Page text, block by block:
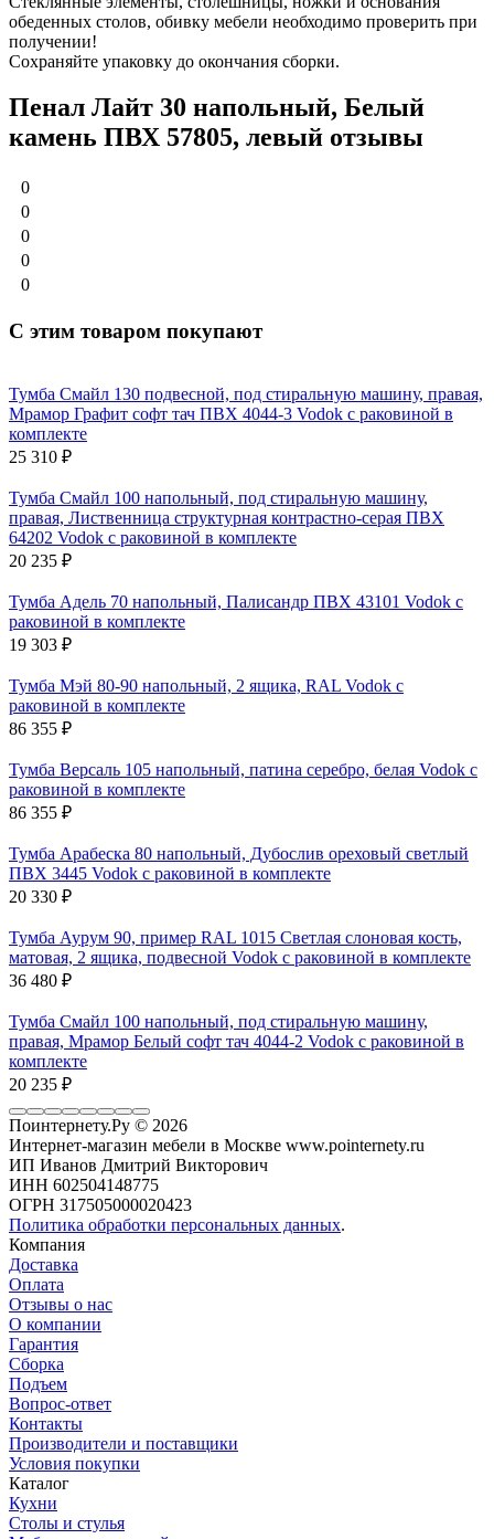
обеденных столов, обивку мебели необходимо проверить при
получении!
Сохраняйте упаковку до окончания сборки.
Пенал Лайт 30 напольный, Белый
камень ПВХ 57805, левый отзывы
0
0
0
0
0
С этим товаром покупают
Тумба Смайл 130 подвесной, под стиральную машину, правая,
Мрамор Графит софт тач ПВХ 4044-3 Vodok с раковиной в
комплекте
25 310 ₽
Тумба Смайл 100 напольный, под стиральную машину,
правая, Лиственница структурная контрастно-серая ПВХ
64202 Vodok с раковиной в комплекте
20 235 ₽
Тумба Адель 70 напольный, Палисандр ПВХ 43101 Vodok с
раковиной в комплекте
19 303 ₽
Тумба Мэй 80-90 напольный, 2 ящика, RAL Vodok с
раковиной в комплекте
86 355 ₽
Тумба Версаль 105 напольный, патина серебро, белая Vodok с
раковиной в комплекте
86 355 ₽
Тумба Арабеска 80 напольный, Дубослив ореховый светлый
ПВХ 3445 Vodok с раковиной в комплекте
20 330 ₽
Тумба Аурум 90, пример RAL 1015 Светлая слоновая кость,
матовая, 2 ящика, подвесной Vodok с раковиной в комплекте
36 480 ₽
Тумба Смайл 100 напольный, под стиральную машину,
правая, Мрамор Белый софт тач 4044-2 Vodok с раковиной в
комплекте
20 235 ₽
Поинтернету.Ру © 2026
Интернет-магазин мебели в Москве www.pointernety.ru
ИП Иванов Дмитрий Викторович
ИНН 602504148775
ОГРН 317505000020423
Политика обработки персональных данных.
Компания
Доставка
Оплата
Отзывы о нас
О компании
Гарантия
Сборка
Подъем
Вопрос-ответ
Контакты
Производители и поставщики
Условия покупки
Каталог
Кухни
Столы и стулья